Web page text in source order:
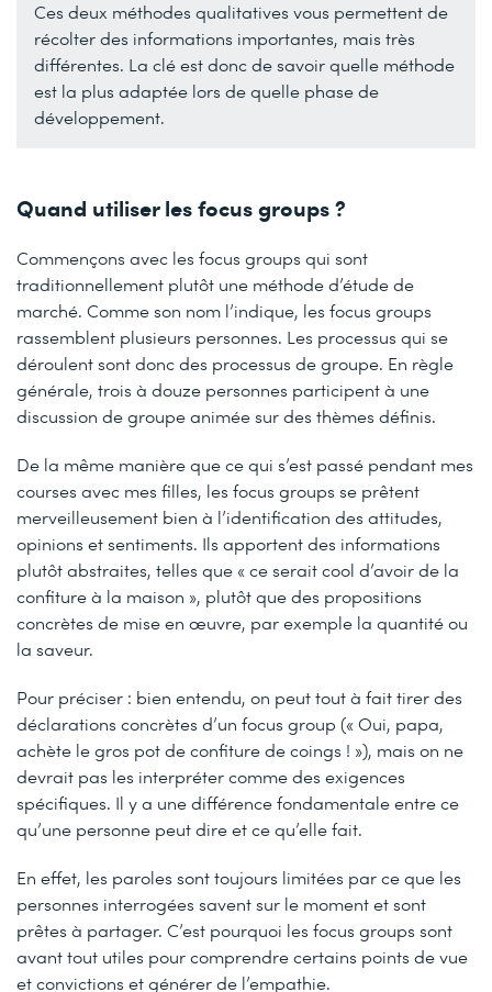
Ces deux méthodes qualitatives vous permettent de
récolter des informations importantes, mais très
différentes. La clé est donc de savoir quelle méthode
est la plus adaptée lors de quelle phase de
développement.
Quand utiliser les focus groups ?
Commençons avec les focus groups qui sont
traditionnellement plutôt une méthode d’étude de
marché. Comme son nom l’indique, les focus groups
rassemblent plusieurs personnes. Les processus qui se
déroulent sont donc des processus de groupe. En règle
générale, trois à douze personnes participent à une
discussion de groupe animée sur des thèmes définis.
De la même manière que ce qui s’est passé pendant mes
courses avec mes filles, les focus groups se prêtent
merveilleusement bien à l’identification des attitudes,
opinions et sentiments. Ils apportent des informations
plutôt abstraites, telles que « ce serait cool d’avoir de la
confiture à la maison », plutôt que des propositions
concrètes de mise en œuvre, par exemple la quantité ou
la saveur.
Pour préciser : bien entendu, on peut tout à fait tirer des
déclarations concrètes d’un focus group (« Oui, papa,
achète le gros pot de confiture de coings ! »), mais on ne
devrait pas les interpréter comme des exigences
spécifiques. Il y a une différence fondamentale entre ce
qu’une personne peut dire et ce qu’elle fait.
En effet, les paroles sont toujours limitées par ce que les
personnes interrogées savent sur le moment et sont
prêtes à partager. C’est pourquoi les focus groups sont
avant tout utiles pour comprendre certains points de vue
et convictions et générer de l’empathie.